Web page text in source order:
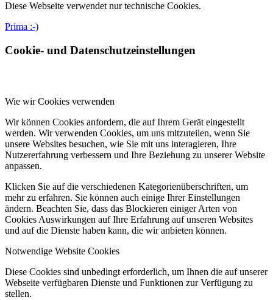
Diese Webseite verwendet nur technische Cookies.
Prima :-)
Cookie- und Datenschutzeinstellungen
Wie wir Cookies verwenden
Wir können Cookies anfordern, die auf Ihrem Gerät eingestellt
werden. Wir verwenden Cookies, um uns mitzuteilen, wenn Sie
unsere Websites besuchen, wie Sie mit uns interagieren, Ihre
Nutzererfahrung verbessern und Ihre Beziehung zu unserer Website
anpassen.
Klicken Sie auf die verschiedenen Kategorienüberschriften, um
mehr zu erfahren. Sie können auch einige Ihrer Einstellungen
ändern. Beachten Sie, dass das Blockieren einiger Arten von
Cookies Auswirkungen auf Ihre Erfahrung auf unseren Websites
und auf die Dienste haben kann, die wir anbieten können.
Notwendige Website Cookies
Diese Cookies sind unbedingt erforderlich, um Ihnen die auf unserer
Webseite verfügbaren Dienste und Funktionen zur Verfügung zu
stellen.